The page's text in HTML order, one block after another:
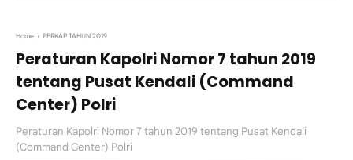
Home › PERKAP TAHUN 2019
Peraturan Kapolri Nomor 7 tahun 2019
tentang Pusat Kendali (Command
Center) Polri
Peraturan Kapolri Nomor 7 tahun 2019 tentang Pusat Kendali
(Command Center) Polri